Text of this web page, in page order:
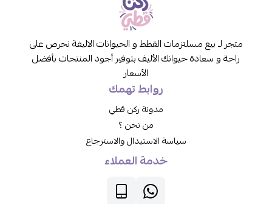
متجر لـ بيع مسلتزمات القطط و الحيوانات الاليفة نحرص على
راحة و سعادة حيوانك الأليف بتوفير أجود المنتجات بأفضل
الأسعار
روابط تهمك
مدونة ركن قطي
من نحن ؟
سياسة الاستبدال والاسترجاع
خدمة العملاء